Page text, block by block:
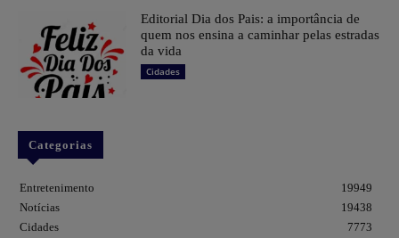
Editorial Dia dos Pais: a importância de
quem nos ensina a caminhar pelas estradas
da vida
Cidades
Categorias
Entretenimento
19949
Notícias
19438
Cidades
7773